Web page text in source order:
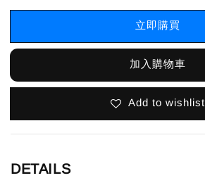
立即購買
加入購物車
Add to wishlist
DETAILS